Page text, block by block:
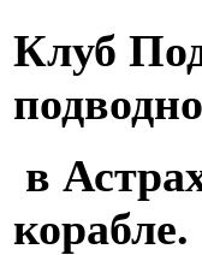
Клуб
в
корабле.